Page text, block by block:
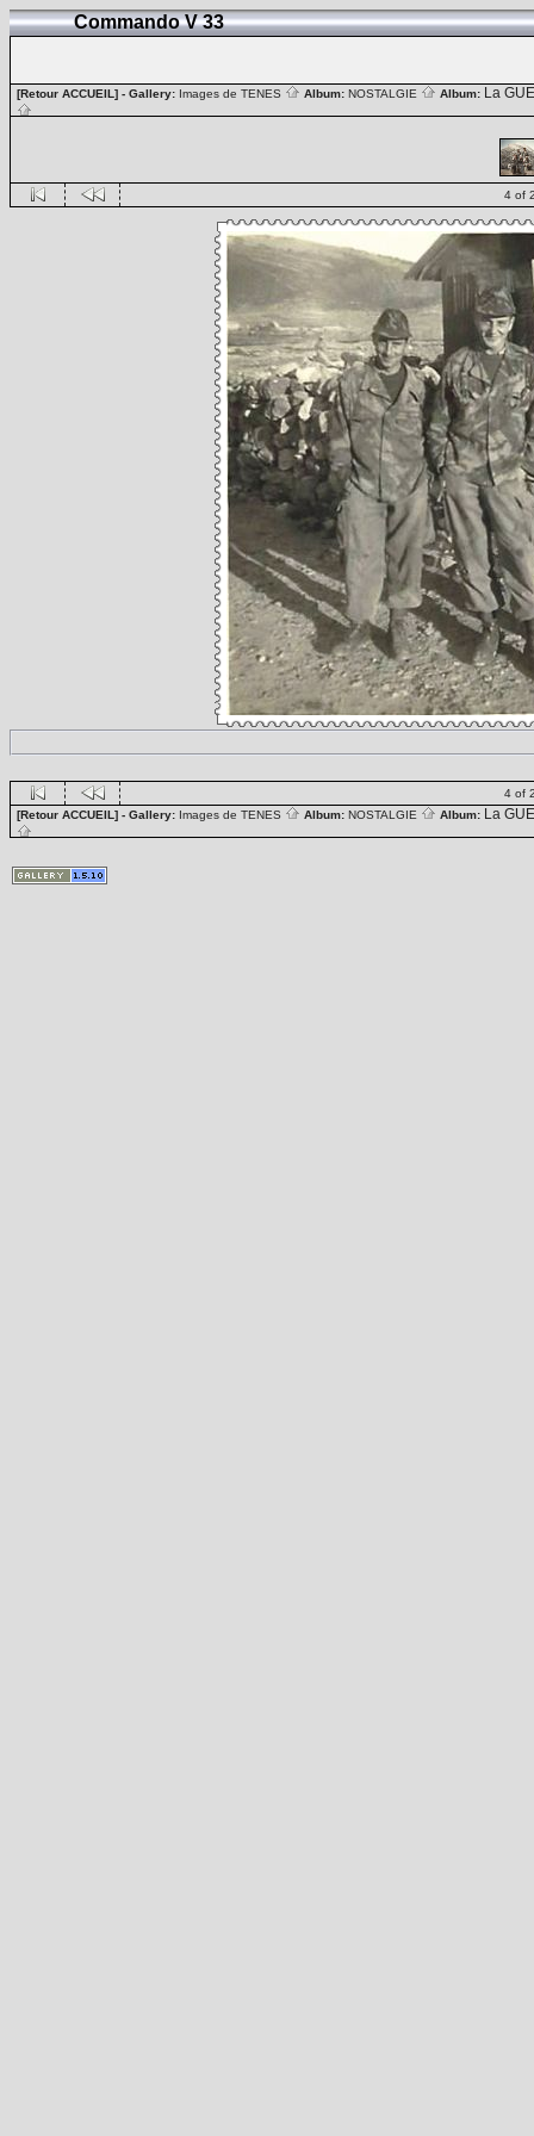
Commando V 33
[Retour ACCUEIL] - Gallery: Images de TENES Album: NOSTALGIE Album: La
4 of
4 of
[Retour ACCUEIL] - Gallery: Images de TENES Album: NOSTALGIE Album: La